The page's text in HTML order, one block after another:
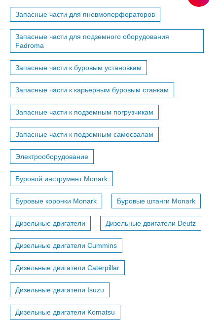
Запасные части для пневмоперфораторов
Запасные части для подземного оборудования
Fadroma
Запасные части к буровым установкам
Запасные части к карьерным буровым станкам
Запасные части к подземным погрузчикам
Запасные части к подземным самосвалам
Электрооборудование
Буровой инструмент Monark
Буровые коронки Monark Буровые штанги Monark
Дизельные двигатели Дизельные двигатели Deutz
Дизельные двигатели Cummins
Дизельные двигатели Caterpillar
Дизельные двигатели Isuzu
Дизельные двигатели Komatsu